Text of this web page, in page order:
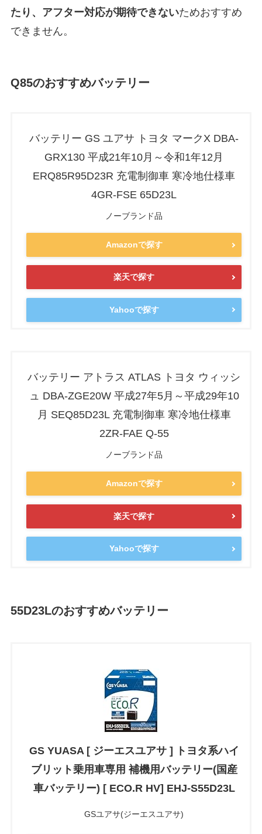
たり、アフター対応が期待できないためおすすめ
できません。
Q85のおすすめバッテリー
バッテリー GS ユアサ トヨタ マークX DBA-
GRX130 平成21年10月～令和1年12月
ERQ85R95D23R 充電制御車 寒冷地仕様車
4GR-FSE 65D23L
ノーブランド品
Amazonで探す
楽天で探す
Yahooで探す
バッテリー アトラス ATLAS トヨタ ウィッシ
ュ DBA-ZGE20W 平成27年5月～平成29年10
月 SEQ85D23L 充電制御車 寒冷地仕様車
2ZR-FAE Q-55
ノーブランド品
Amazonで探す
楽天で探す
Yahooで探す
55D23Lのおすすめバッテリー
GS YUASA [ ジーエスユアサ ] トヨタ系ハイ
ブリット乗用車専用 補機用バッテリー(国産
車バッテリー) [ ECO.R HV] EHJ-S55D23L
GSユアサ(ジーエスユアサ)